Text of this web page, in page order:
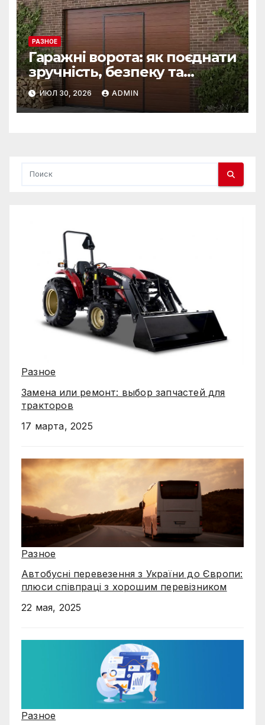
РАЗНОЕ
Гаражні ворота: як поєднати
зручність, безпеку та
довговічність
ИЮЛ 30, 2026 ADMIN
Разное
Замена или ремонт: выбор запчастей для
тракторов
17 марта, 2025
Разное
Автобусні перевезення з України до Європи:
плюси співпраці з хорошим перевізником
22 мая, 2025
Разное